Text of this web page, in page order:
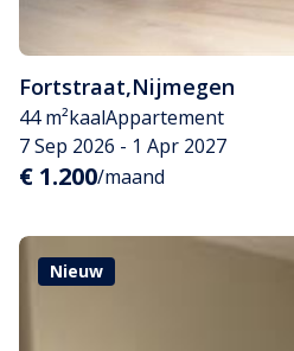
Fortstraat,Nijmegen
44 m²kaalAppartement
7 Sep 2026 - 1 Apr 2027
€ 1.200/maand
Nieuw